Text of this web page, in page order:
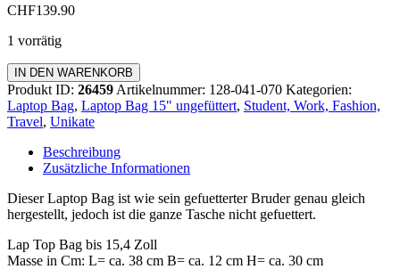
CHF139.90
1 vorrätig
Laptop
Bag
ohne
Futter
Zoll
Menge
IN DEN WARENKORB
Produkt ID: 26459 Artikelnummer: 128-041-070 Kategorien:
Laptop Bag, Laptop Bag 15" ungefüttert, Student, Work, Fashion,
Travel, Unikate
Beschreibung
Zusätzliche Informationen
Dieser Laptop Bag ist wie sein gefuetterter Bruder genau gleich
hergestellt, jedoch ist die ganze Tasche nicht gefuettert.
Lap Top Bag bis 15,4 Zoll
Masse in Cm: L= ca. 38 cm B= ca. 12 cm H= ca. 30 cm